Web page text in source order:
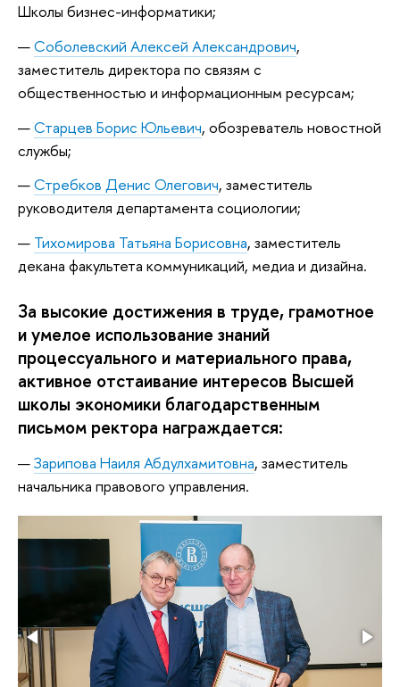
Школы бизнес-информатики;
Соболевский Алексей Александрович,
заместитель директора по связям с
общественностью и информационным ресурсам;
Старцев Борис Юльевич, обозреватель новостной
службы;
Стребков Денис Олегович, заместитель
руководителя департамента социологии;
Тихомирова Татьяна Борисовна, заместитель
декана факультета коммуникаций, медиа и дизайна.
За высокие достижения в труде, грамотное
и умелое использование знаний
процессуального и материального права,
активное отстаивание интересов Высшей
школы экономики благодарственным
письмом ректора награждается:
Зарипова Наиля Абдулхамитовна, заместитель
начальника правового управления.